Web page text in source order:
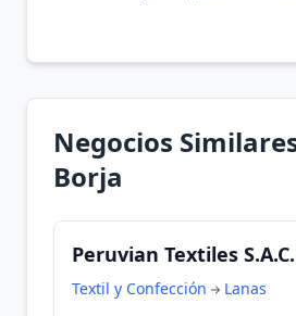
Negocios
Borja
Peruvian Textiles S.A.C.
Textil y Confección
Lanas